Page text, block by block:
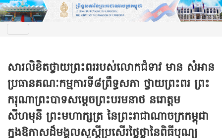
សារលិខិតថ្វាយព្រះពររបស់លោកជំទាវ​ មាន សំអាន
ប្រធានគណៈកម្មការទី៨ព្រឹទ្ធសភា ថ្វាយព្រះពរ ព្រះ
ករុណាព្រះបាទសម្តេចព្រះបរមនាថ នរោត្តម
សីហមុនី ព្រះមហាក្សត្រ នៃព្រះរាជាណាចក្រកម្ពុជា
ក្នុងឱកាសដ៏មង្គលសួស្តីប្រសើរថ្លៃថ្លានៃពិធីបុណ្យ